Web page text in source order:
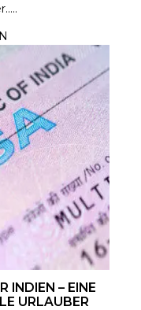
INDIEN – EINE
URLAUBER